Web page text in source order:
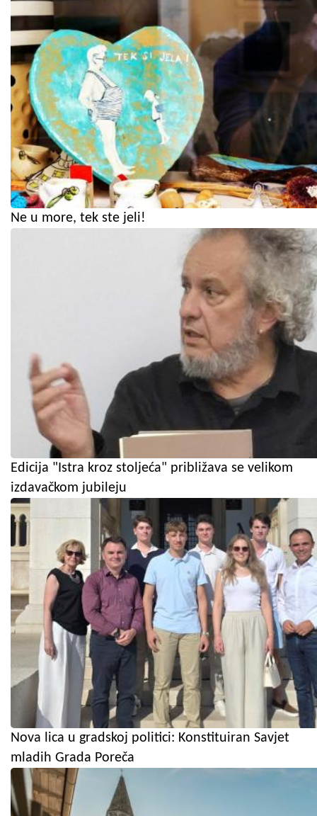
Ne u more, tek ste jeli!
Edicija "Istra kroz stoljeća" približava se velikom
izdavačkom jubileju
Nova lica u gradskoj politici: Konstituiran Savjet
mladih Grada Poreča